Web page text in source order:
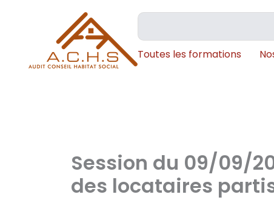
Rechercher
Toutes les formations
Session du 09/09/
des locataires